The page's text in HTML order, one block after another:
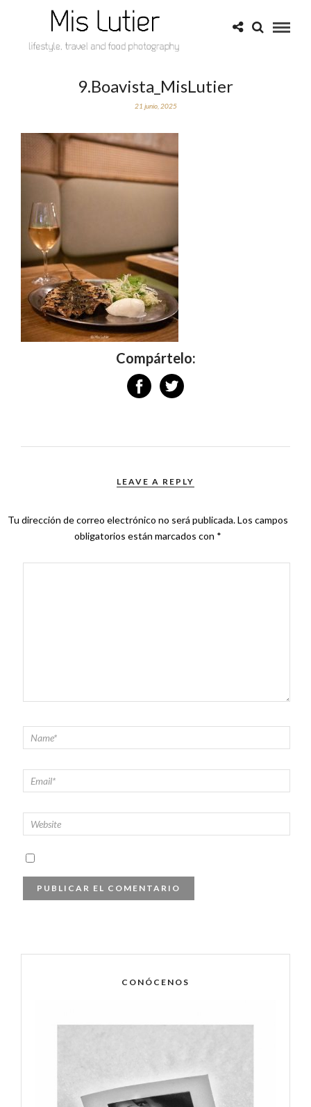
9.Boavista_MisLutier
21 junio, 2025
Compártelo:
LEAVE A REPLY
Tu dirección de correo electrónico no será publicada.Los campos
obligatorios están marcados con *
CONÓCENOS